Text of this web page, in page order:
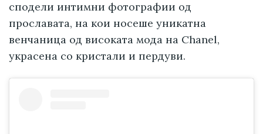
сподели интимни фотографии од
прославата, на кои носеше уникатна
венчаница од високата мода на Chanel,
украсена со кристали и пердуви.